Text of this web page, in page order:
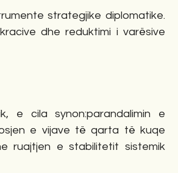
strategjike diplomatike.
dhe reduktimi i varësive
e cila synon:parandalimin e
e vijave të qarta të kuqe
ruajtjen e stabilitetit sistemik